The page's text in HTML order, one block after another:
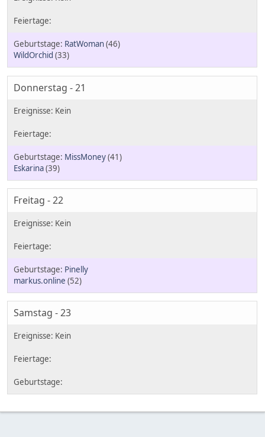
RatWoman(46)
WildOrchid (33)
Donnerstag - 21
MissMoney(41)
Eskarina(39)
Freitag - 22
Pinelly
markus.online (52)
Samstag - 23